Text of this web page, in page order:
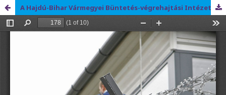
A Hajdú-Bihar Vármegyei Büntetés-végrehajtási Intézet története